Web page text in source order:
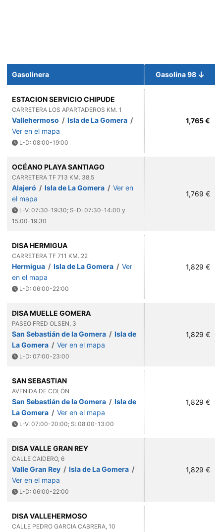
Gasolinera Gasolina 98
ESTACION SERVICIO CHIPUDE
CARRETERA LOS APARTADEROS KM. 1
Vallehermoso / Isla de La Gomera /
Ver en el mapa
L-D: 08:00-19:00
1,765 €
OCÉANO PLAYA SANTIAGO
CARRETERA TF 713 KM. 38,5
Alajeró / Isla de La Gomera / Ver en
el mapa
L-V: 07:30-19:30; S-D: 07:30-14:00 y
15:00-19:30
1,769 €
DISA HERMIGUA
CARRETERA TF 711 KM. 22
Hermigua / Isla de La Gomera / Ver
en el mapa
L-D: 06:00-22:00
1,829 €
DISA MUELLE GOMERA
PASEO FRED OLSEN, 3
San Sebastián de la Gomera / Isla de
La Gomera / Ver en el mapa
L-D: 07:00-23:00
1,829 €
SAN SEBASTIAN
AVENIDA DE COLÓN
San Sebastián de la Gomera / Isla de
La Gomera / Ver en el mapa
L-V: 07:00-20:00; S: 08:00-13:00
1,829 €
DISA VALLE GRAN REY
CALLE CAIDERO, 6
Valle Gran Rey / Isla de La Gomera /
Ver en el mapa
L-D: 06:00-22:00
1,829 €
DISA VALLEHERMOSO
CALLE PEDRO GARCIA CABRERA, 10